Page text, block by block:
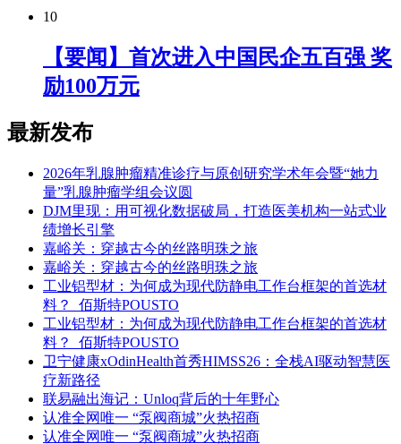
10
【要闻】首次进入中国民企五百强 奖
励100万元
最新发布
2026年乳腺肿瘤精准诊疗与原创研究学术年会暨“她力
量”乳腺肿瘤学组会议圆
DJM里现：用可视化数据破局，打造医美机构一站式业
绩增长引擎
嘉峪关：穿越古今的丝路明珠之旅
嘉峪关：穿越古今的丝路明珠之旅
工业铝型材：为何成为现代防静电工作台框架的首选材
料？_佰斯特POUSTO
工业铝型材：为何成为现代防静电工作台框架的首选材
料？_佰斯特POUSTO
卫宁健康xOdinHealth首秀HIMSS26：全栈AI驱动智慧医
疗新路径
联易融出海记：Unloq背后的十年野心
认准全网唯一 “泵阀商城”火热招商
认准全网唯一 “泵阀商城”火热招商